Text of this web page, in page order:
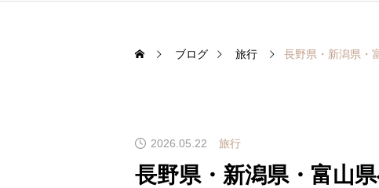
ブログ 旅行 長野県・新潟県
2026.05.22 旅行
長野県・新潟県・富